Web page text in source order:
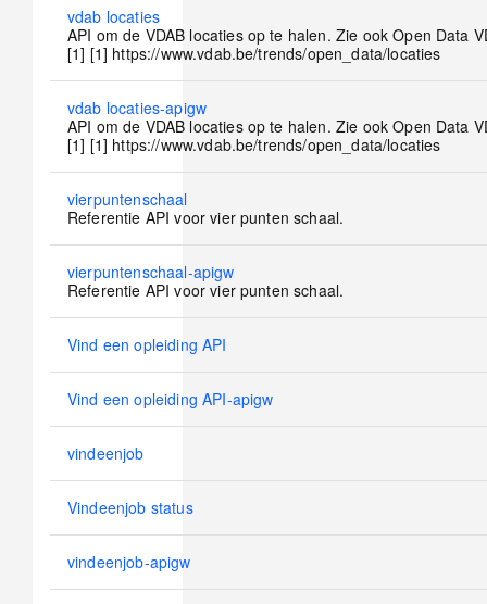
No
new
posts
vdab locaties
API om de VDAB locaties op te halen. Zie ook Open Data
[1] [1] https://www.vdab.be/trends/open_data/locaties
No
new
posts
vdab locaties-apigw
API om de VDAB locaties op te halen. Zie ook Open Data
[1] [1] https://www.vdab.be/trends/open_data/locaties
No
new
vierpuntenschaal
Referentie API voor vier punten schaal.
No
new
vierpuntenschaal-apigw
Referentie API voor vier punten schaal.
No
Vind een opleiding API
No
Vind een opleiding API-apigw
No
vindeenjob
No
Vindeenjob status
No
vindeenjob-apigw